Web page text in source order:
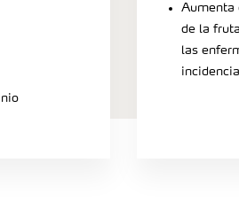
Aumenta
de la
las